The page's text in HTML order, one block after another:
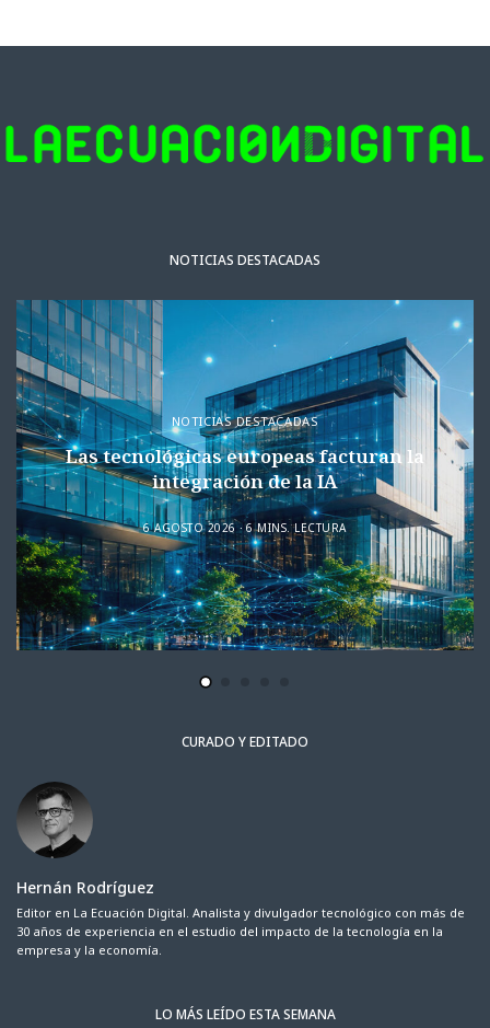
NOTICIAS DESTACADAS
NOTICIAS DESTACADAS
Las tecnológicas europeas facturan la
integración de la IA
6 AGOSTO 2026 6 MINS. LECTURA
CURADO Y EDITADO
Hernán Rodríguez
Editor en La Ecuación Digital. Analista y divulgador tecnológico con más de
30 años de experiencia en el estudio del impacto de la tecnología en la
empresa y la economía.
LO MÁS LEÍDO ESTA SEMANA